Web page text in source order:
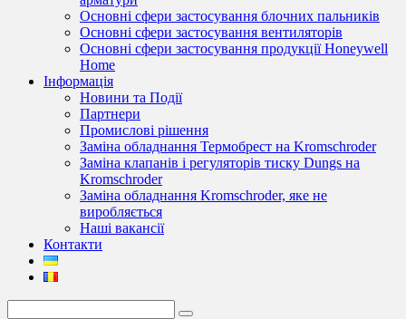
Основні сфери застосування блочних пальників
Основні сфери застосування вентиляторів
Основні сфери застосування продукції Honeywell
Home
Інформація
Новини та Події
Партнери
Промислові рішення
Заміна обладнання Термобрест на Kromschroder
Заміна клапанів і регуляторів тиску Dungs на
Kromschroder
Заміна обладнання Kromschroder, яке не
виробляється
Наші вакансії
Контакти